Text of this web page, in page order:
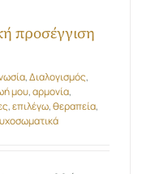
προσέγγιση
,Διαλογισμός,
μου,αρμονία,
,επιλέγω,θεραπεία,